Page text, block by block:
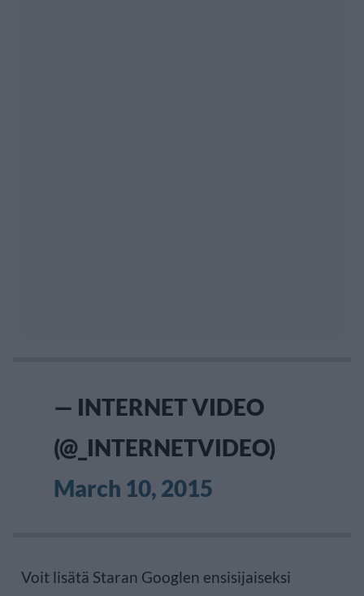
— INTERNET VIDEO
(@_INTERNETVIDEO)
March 10, 2015
Voit lisätä Staran Googlen ensisijaiseksi